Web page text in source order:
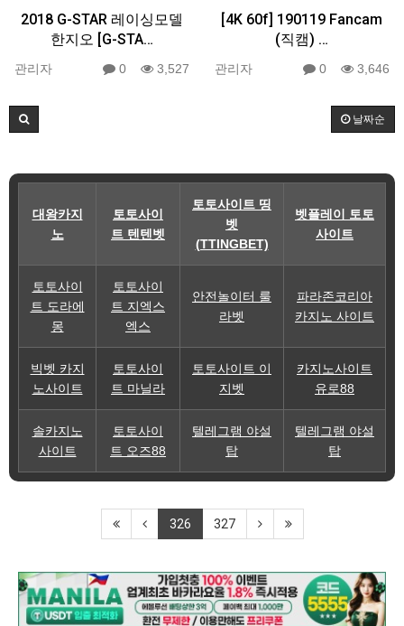
2018 G-STAR 레이싱모델
한지오 [G-STA…
관리자 0 3,527
[4K 60f] 190119 Fancam
(직캠) …
관리자 0 3,646
날짜순
대왕카지
노
토토사이
트 텐텐벳
토토사이트 띵
벳
(TTINGBET)
벳플레이 토토
사이트
토토사이
트 도라에
몽
토토사이
트 지엑스
엑스
안전놀이터 룰
라벳
파라존코리아
카지노 사이트
빅벳 카지
노사이트
토토사이
트 마닐라
토토사이트 이
지벳
카지노사이트
유로88
솔카지노
사이트
토토사이
트 오즈88
텔레그램 야설
탑
텔레그램 야설
탑
326 327